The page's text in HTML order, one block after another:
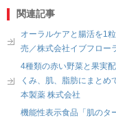
関連記事
オーラルケアと腸活を1
売／株式会社イブフロー
4種類の赤い野菜と果実
くみ、肌、脂肪にまとめ
本製薬 株式会社
機能性表示食品「肌のタ